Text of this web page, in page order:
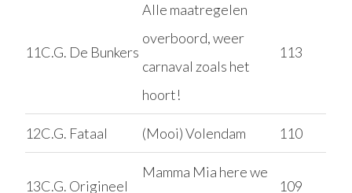
11C.G. De Bunkers
Alle maatregelen
overboord, weer
carnaval zoals het
hoort!
113
12C.G. Fataal (Mooi) Volendam 110
13C.G. Origineel
Mamma Mia here we
109